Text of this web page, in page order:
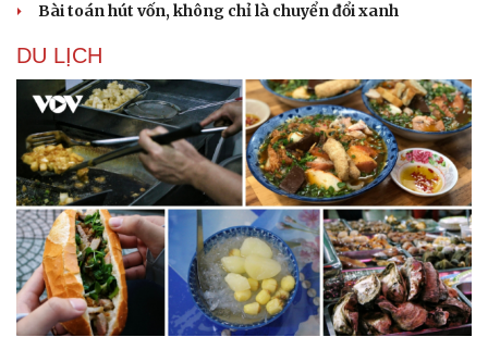
Du lịch
Tư vấn
Bài toán hút vốn, không chỉ là chuyển đổi xanh
DU LỊCH